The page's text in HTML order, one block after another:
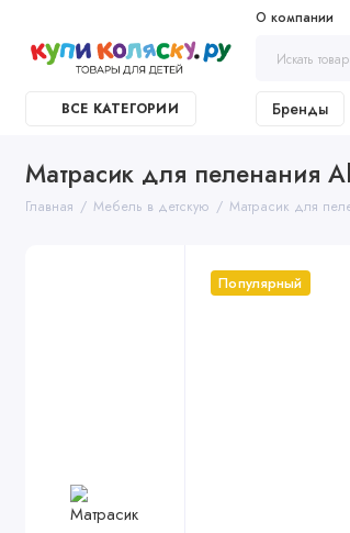
О компании
ВСЕ КАТЕГОРИИ Бренды
Матрасик для пеленания
Главная Мебель в детскую Матрасик для
Популярный